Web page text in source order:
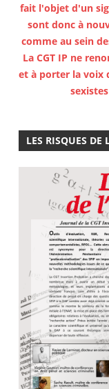
fait l'objet d'un
sont donc à
comme au sein
La CGT IP ne
et à porter la voix
LES RISQUES DE